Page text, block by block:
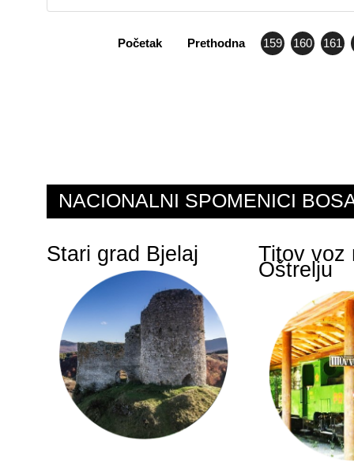
Početak Prethodna 159 160 161
NACIONALNI SPOMENICI
Stari grad Bjelaj Titov voz
Oštrelju